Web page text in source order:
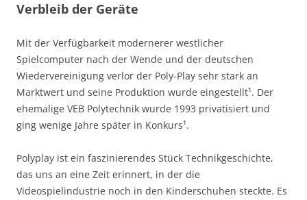
Verbleib der Geräte
Mit der Verfügbarkeit modernerer westlicher
Spielcomputer nach der Wende und der deutschen
Wiedervereinigung verlor der Poly-Play sehr stark an
Marktwert und seine Produktion wurde eingestellt¹. Der
ehemalige VEB Polytechnik wurde 1993 privatisiert und
ging wenige Jahre später in Konkurs¹.
Polyplay ist ein faszinierendes Stück Technikgeschichte,
das uns an eine Zeit erinnert, in der die
Videospielindustrie noch in den Kinderschuhen steckte. Es